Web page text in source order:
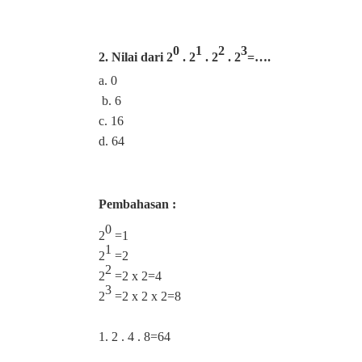
2. Nilai dari 20 . 21 . 22 . 23=….
a. 0
b. 6
c. 16
d. 64
Pembahasan :
20 =1
21 =2
22 =2 x 2=4
23 =2 x 2 x 2=8
1. 2 . 4 . 8=64